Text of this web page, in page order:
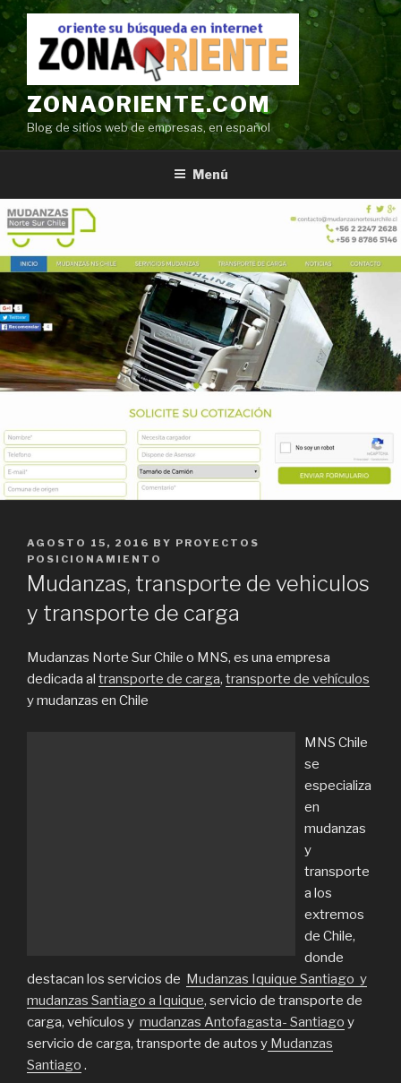
Ir
contenido
ZONAORIENTE.COM
Blog de sitios web de empresas, en español
Menú
POSTED
ON
AGOSTO 15, 2016 BY PROYECTOS
POSICIONAMIENTO
Mudanzas, transporte de vehiculos
y transporte de carga
Mudanzas Norte Sur Chile o MNS, es una empresa
dedicada al transporte de carga, transporte de vehículos
y mudanzas en Chile
MNS Chile
se
especializa
en
mudanzas
y
transporte
a los
extremos
de Chile,
donde
destacan los servicios de Mudanzas Iquique Santiago y
mudanzas Santiago a Iquique, servicio de transporte de
carga, vehículos y mudanzas Antofagasta- Santiago y
servicio de carga, transporte de autos y Mudanzas
Santiago .